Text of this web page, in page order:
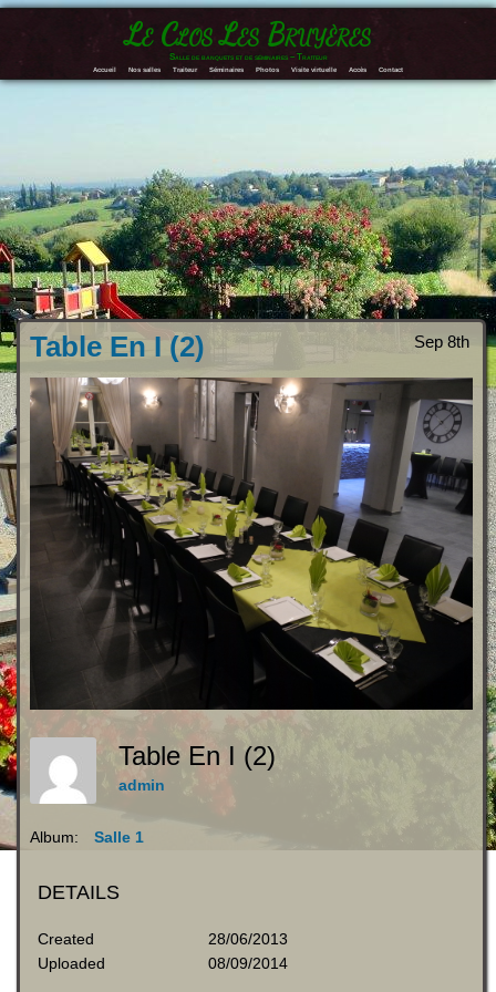
Le Clos Les Bruyères
Salle de banquets et de séminaires – Traiteur
Accueil Nos salles Traiteur Séminaires Photos Visite virtuelle Accès Contact
Sep 8th
Table En I (2)
Table En I (2)
admin
Album: Salle 1
DETAILS
Created
28/06/2013
Uploaded
08/09/2014